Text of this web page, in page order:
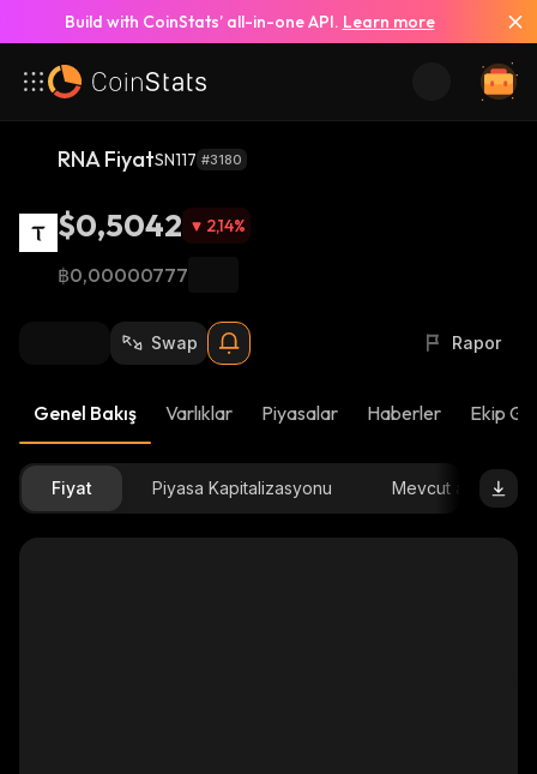
Build with CoinStats’ all-in-one API. Learn more
RNA FiyatSN117 #3180
$0,5042 2,14%
฿0,00000777
Swap Rapor
Genel Bakış Varlıklar Piyasalar Haberler Ekip
Fiyat Piyasa Kapitalizasyonu Mevcut arz